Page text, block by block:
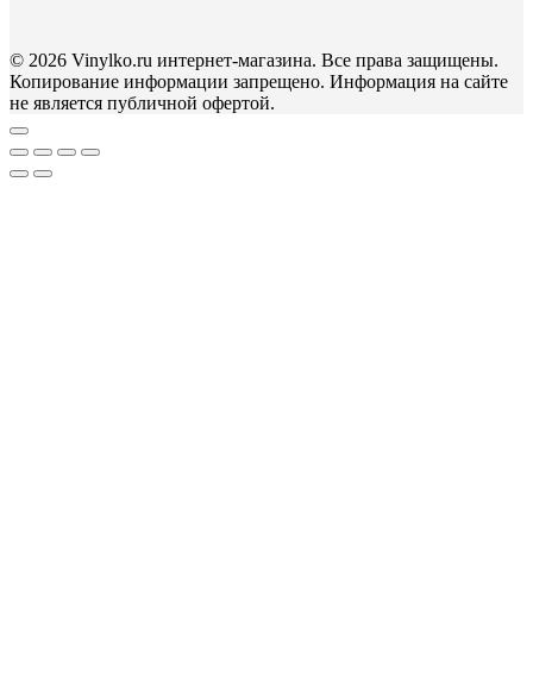
© 2026 Vinylko.ru интернет-магазина. Все права защищены.
Копирование информации запрещено. Информация на сайте
не является публичной офертой.